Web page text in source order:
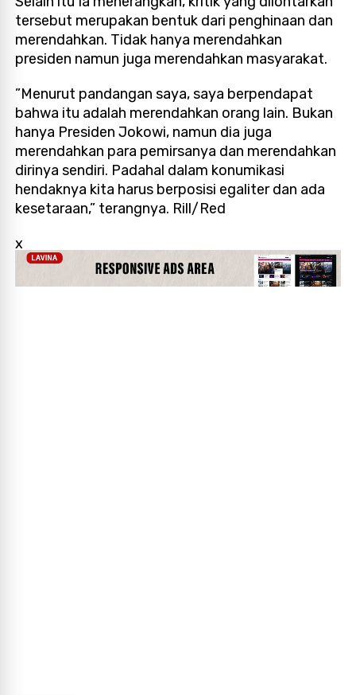
tersebut merupakan bentuk dari penghinaan dan
merendahkan. Tidak hanya merendahkan
presiden namun juga merendahkan masyarakat.
”Menurut pandangan saya, saya berpendapat
bahwa itu adalah merendahkan orang lain. Bukan
hanya Presiden Jokowi, namun dia juga
merendahkan para pemirsanya dan merendahkan
dirinya sendiri. Padahal dalam konumikasi
hendaknya kita harus berposisi egaliter dan ada
kesetaraan,” terangnya. Rill/Red
x